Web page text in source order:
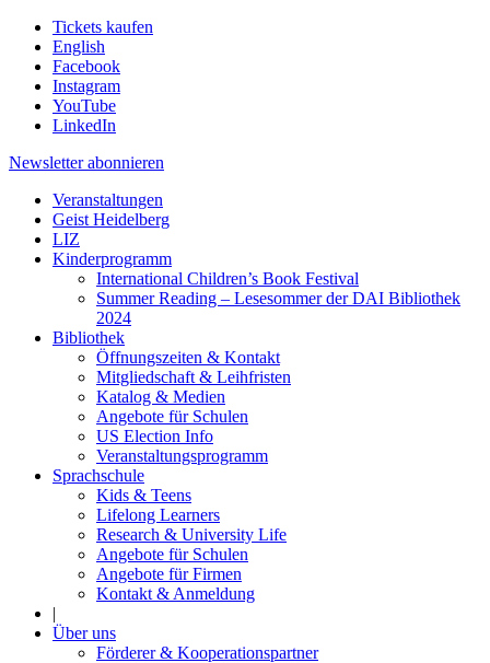
Tickets kaufen
English
Facebook
Instagram
YouTube
LinkedIn
Newsletter abonnieren
Veranstaltungen
Geist Heidelberg
LIZ
Kinderprogramm
International Children’s Book Festival
Summer Reading – Lesesommer der DAI Bibliothek
2024
Bibliothek
Öffnungszeiten & Kontakt
Mitgliedschaft & Leihfristen
Katalog & Medien
Angebote für Schulen
US Election Info
Veranstaltungsprogramm
Sprachschule
Kids & Teens
Lifelong Learners
Research & University Life
Angebote für Schulen
Angebote für Firmen
Kontakt & Anmeldung
|
Über uns
Förderer & Kooperationspartner